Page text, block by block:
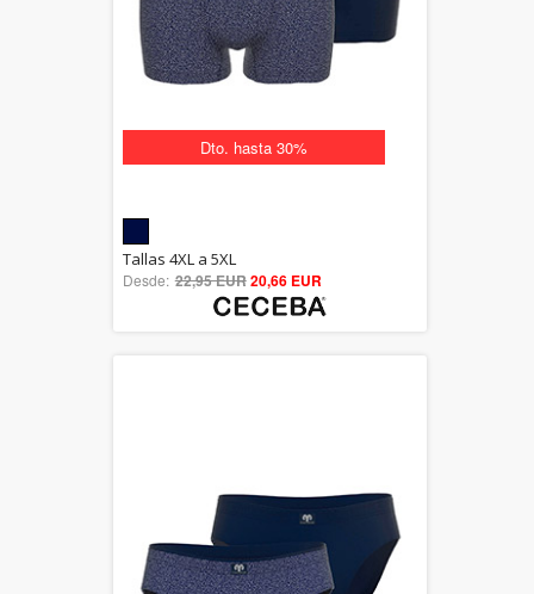
Dto. hasta 30%
5.00
out of 5
Tallas 4XL a 5XL
Desde: 22,95 EUR20,66 EUR